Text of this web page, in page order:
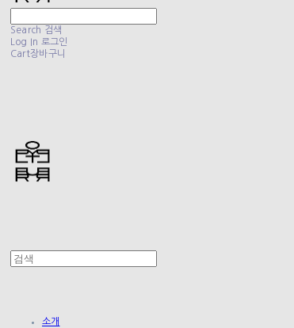
Search 검색
Log In 로그인
Cart장바구니
소개